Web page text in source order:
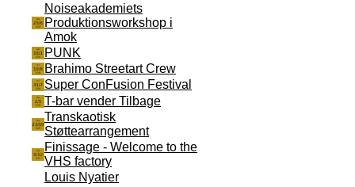
Noiseakademiets
Produktionsworkshop i
Amok
PUNK
Brahimo Streetart Crew
Super ConFusion Festival
T-bar vender Tilbage
Transkaotisk
Støttearrangement
Finissage - Welcome to the
VHS factory
Louis Nyatier